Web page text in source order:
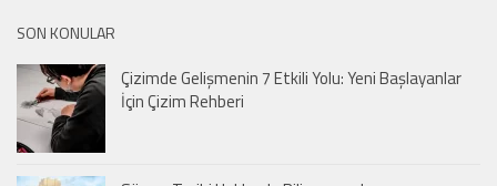
SON KONULAR
Çizimde Gelişmenin 7 Etkili Yolu: Yeni Başlayanlar
İçin Çizim Rehberi